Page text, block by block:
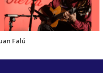
Falú